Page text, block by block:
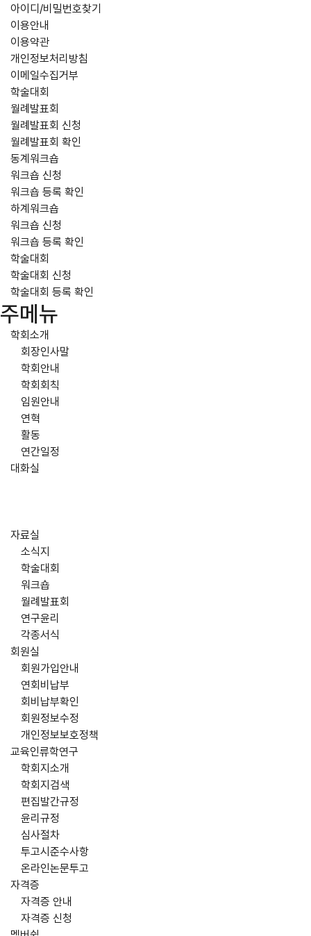
아이디/비밀번호찾기
이용안내
이용약관
개인정보처리방침
이메일수집거부
학술대회
월례발표회
월례발표회 신청
월례발표회 확인
동계워크숍
워크숍 신청
워크숍 등록 확인
하계워크숍
워크숍 신청
워크숍 등록 확인
학술대회
학술대회 신청
학술대회 등록 확인
주메뉴
학회소개
회장인사말
학회안내
학회회칙
임원안내
연혁
활동
연간일정
대화실
자료실
소식지
학술대회
워크숍
월례발표회
연구윤리
각종서식
회원실
회원가입안내
연회비납부
회비납부확인
회원정보수정
개인정보보호정책
교육인류학연구
학회지소개
학회지검색
편집발간규정
윤리규정
심사절차
투고시준수사항
온라인논문투고
자격증
자격증 안내
자격증 신청